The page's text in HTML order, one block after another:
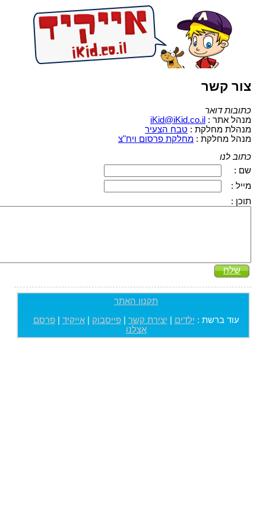
צור קשר
כתובות דואר
מנהל אתר : iKid@iKid.co.il
מנהלת מחלקת : טבח הצעיר
מנהל מחלקת : מחלקת פרסום ויח"צ
כתוב לנו
שם :
מייל :
תוכן :
שלח
תקנון האתר
עוד ברשת : ילדים יצירת קשר |פייסבוק |אייקיד |פרסם
אצלנו